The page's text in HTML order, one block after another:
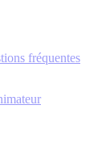
fréquentes